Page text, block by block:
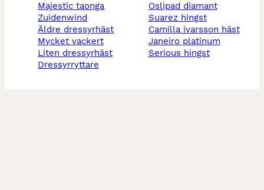
majestic taonga
zuidenwind
äldre dressyrhäst
mycket vackert
liten dressyrhäst
dressyrryttare
oslipad diamant
suarez hingst
camilla ivarsson häst
janeiro platinum
serious hingst